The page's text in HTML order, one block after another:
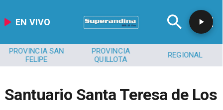
EN VIVO
PROVINCIA SAN
FELIPE
PROVINCIA
QUILLOTA
REGIONAL
Santuario Santa Teresa de Los